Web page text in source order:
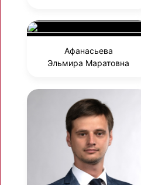
Афанасьева
Эльмира Маратовна